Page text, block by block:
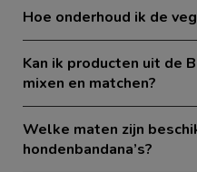
Hoe onderhoud ik de
Kan ik producten uit de
mixen en matchen?
Welke maten zijn
hondenbandana’s?